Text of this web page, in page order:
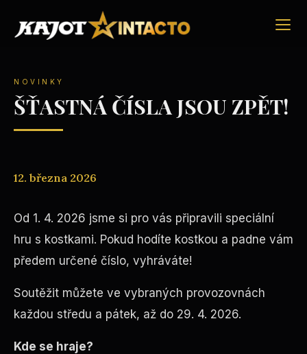
NOVINKY
ŠŤASTNÁ ČÍSLA JSOU ZPĚT!
12. března 2026
Od 1. 4. 2026 jsme si pro vás připravili speciální
hru s kostkami. Pokud hodíte kostkou a padne vám
předem určené číslo, vyhráváte!
Soutěžit můžete ve vybraných provozovnách
každou středu a pátek, až do 29. 4. 2026.
Kde se hraje?